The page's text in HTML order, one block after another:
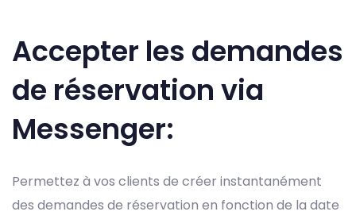
Accepter les demandes
de réservation via
Messenger:
Permettez à vos clients de créer instantanément
des demandes de réservation en fonction de la date